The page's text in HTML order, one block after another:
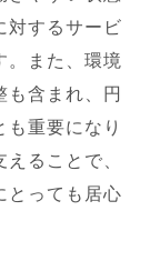
対するサービ
。また、環境
も含まれ、円
重要になり
ることで、
とっても居心